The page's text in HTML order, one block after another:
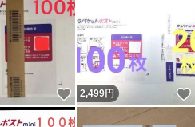
いいね！
2,499円